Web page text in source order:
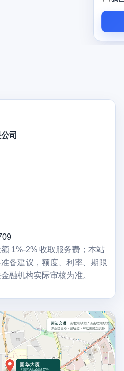
司
1%-2% 收取服务费；本站
备建议，额度、利率、期限
融机构实际审核为准。